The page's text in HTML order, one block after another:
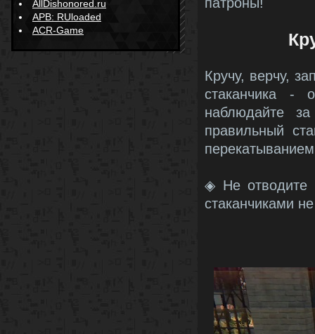
AllDishonored.ru
APB: RUloaded
ACR-Game
Кручу, верчу,
стаканчика -
наблюдайте
правильный
◈ Не отводите
стаканчиками